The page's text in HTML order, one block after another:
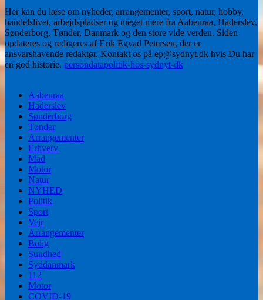
Her kan du læse om nyheder, arrangementer, sport, natur, hobby,
handelslivet, arbejdspladser og meget mere fra Aabenraa, Haderslev,
Sønderborg, Tønder, Danmark og den store vide verden. Siden
opdateres og redigeres af Erik Egvad Petersen, der er
ansvarshavende redaktør. Kontakt os på ep@sydnyt.dk hvis Du har
en god historie. persondatapolitik-hos-sydnyt-dk
Aabenraa
Haderslev
Sønderborg
Tønder
Arrangementer
Erhverv
Mad
Motor
Natur
NYHED
Politik
Sport
Vejr
Arrangementer
Bolig
Sundhed
Syddanmark
112
Motor
COVID-19